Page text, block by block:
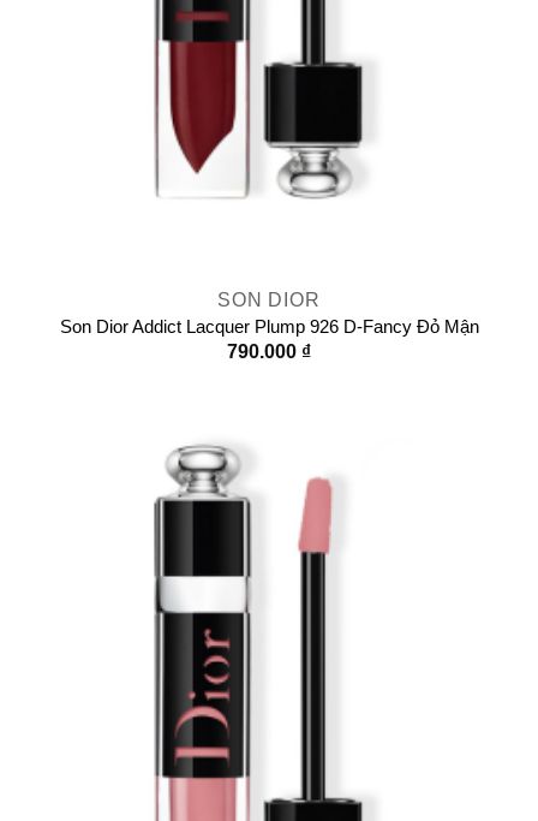
SON DIOR
Son Dior Addict Lacquer Plump 926 D-Fancy Đỏ Mận
790.000 ₫